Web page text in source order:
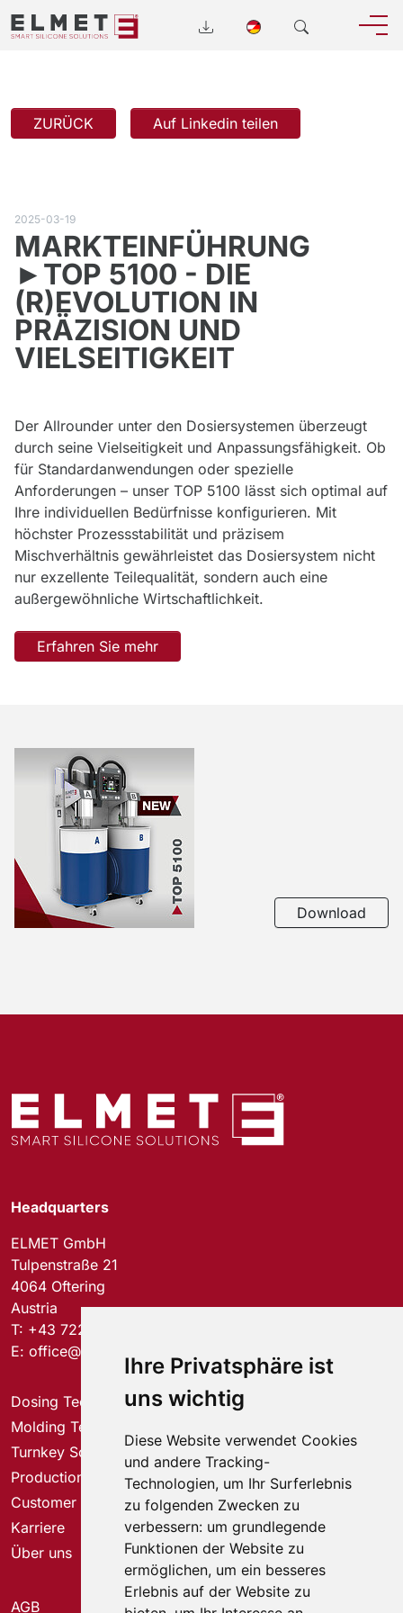
Ihre Privatsphäre ist
uns wichtig
Diese Website verwendet Cookies
und andere Tracking-
Technologien, um Ihr Surferlebnis
zu folgenden Zwecken zu
verbessern: um grundlegende
Funktionen der Website zu
ermöglichen, um ein besseres
Erlebnis auf der Website zu
ZURÜCK Auf Linkedin teilen
2025-03-19
MARKTEINFÜHRUNG
►TOP 5100 - DIE
(R)EVOLUTION IN
PRÄZISION UND
VIELSEITIGKEIT
Der Allrounder unter den Dosiersystemen überzeugt
durch seine Vielseitigkeit und Anpassungsfähigkeit. Ob
für Standardanwendungen oder spezielle
Anforderungen – unser TOP 5100 lässt sich optimal auf
Ihre individuellen Bedürfnisse konfigurieren. Mit
höchster Prozessstabilität und präzisem
Mischverhältnis gewährleistet das Dosiersystem nicht
nur exzellente Teilequalität, sondern auch eine
außergewöhnliche Wirtschaftlichkeit.
Erfahren Sie mehr
Download
Headquarters
ELMET GmbH
Tulpenstraße 21
4064 Oftering
Austria
T: +43 7221 74577-0
E: office@elmet.com
Dosing Technology
Molding Technology
Turnkey Solutions
Production Solutions
Customer Service Center
Karriere
Über uns
AGB